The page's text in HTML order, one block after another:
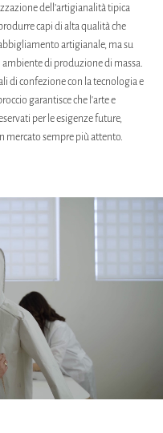
dell’artigianalità tipica
capi di alta qualità che
artigianale, ma su
di produzione di massa.
di confezione con la tecnologia e
garantisce che l'arte e
per le esigenze future,
mercato sempre più attento.